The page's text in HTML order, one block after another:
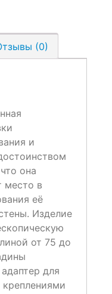
(0)
и
она
место в
её
Изделие
от 75 до
для